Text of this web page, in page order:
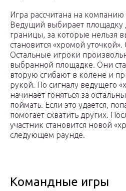
Игра рассчитана на компанию
Ведущий выбирает площадку
границы, за которые нельзя
становится «хромой
Остальные игроки
выбранной площадке. Они
вторую сгибают в колене и
рукой. По сигналу ведущего
начинает гоняться за
поймать. Если это удается,
помогает схватить других.
участник становится новой
следующем раунде.
Командные игры